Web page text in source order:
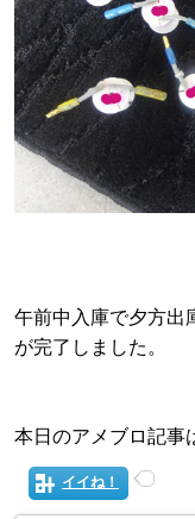
午前中入庫で夕方出
が完了しました。
本日のアメブロ記事
イイね！